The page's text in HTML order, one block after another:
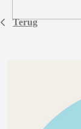
Terug